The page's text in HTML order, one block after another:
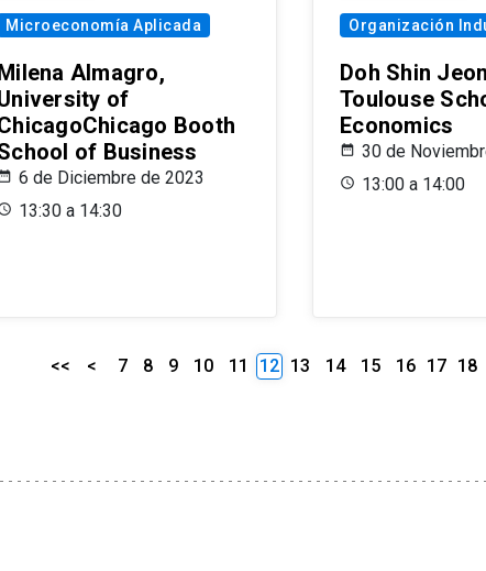
Microeconomía Aplicada
Almagro,
of
Booth
of Business
6 de Diciembre de 2023
13:30 a 14:30
Organización
Doh Shin
Toulouse
Economics
30 de
13:00 a 14:00
<< < 7 8 9 10 11 12 13 14 15 16 17 18